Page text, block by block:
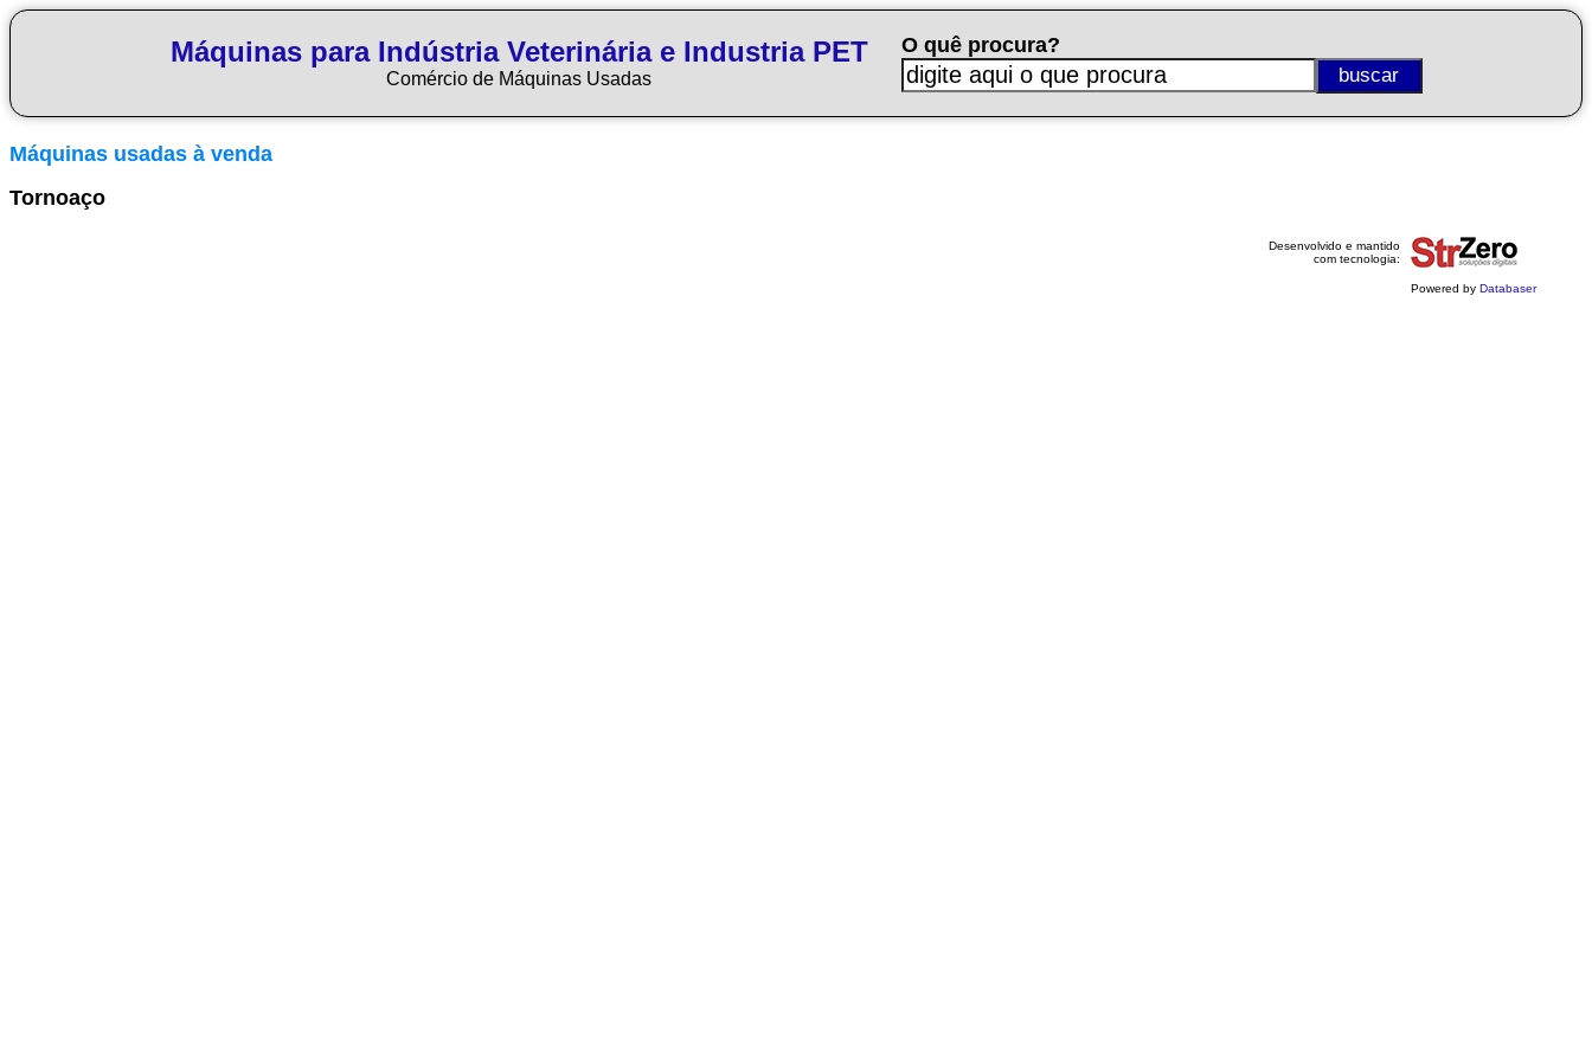
Máquinas para Indústria Veterinária e Industria PET
Comércio de Máquinas Usadas
O quê procura?
Máquinas usadas à venda
Tornoaço
Desenvolvido e mantido
com tecnologia:
Powered by Databaser